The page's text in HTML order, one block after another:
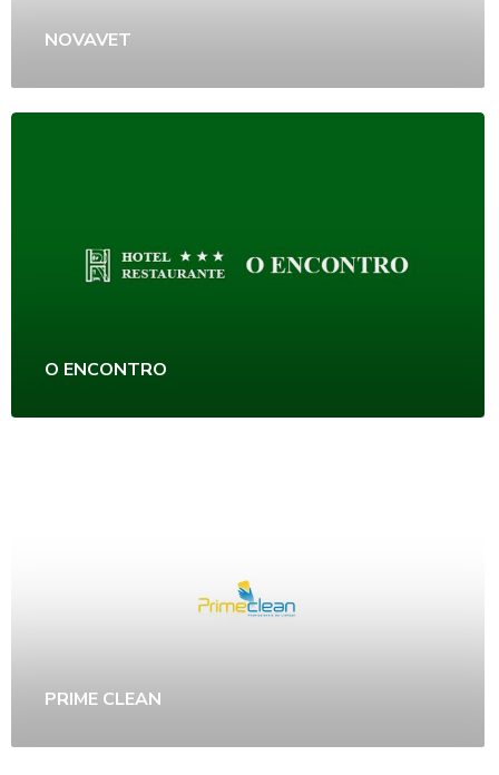
NOVAVET
O ENCONTRO
PRIME CLEAN